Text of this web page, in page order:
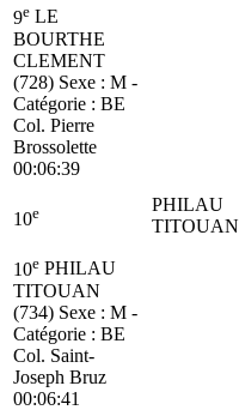
9e LE
BOURTHE
CLEMENT
(728) Sexe : M -
Catégorie : BE
Col. Pierre
Brossolette
00:06:39
10e
PHILAU
TITOUAN
10e PHILAU
TITOUAN
(734) Sexe : M -
Catégorie : BE
Col. Saint-
Joseph Bruz
00:06:41